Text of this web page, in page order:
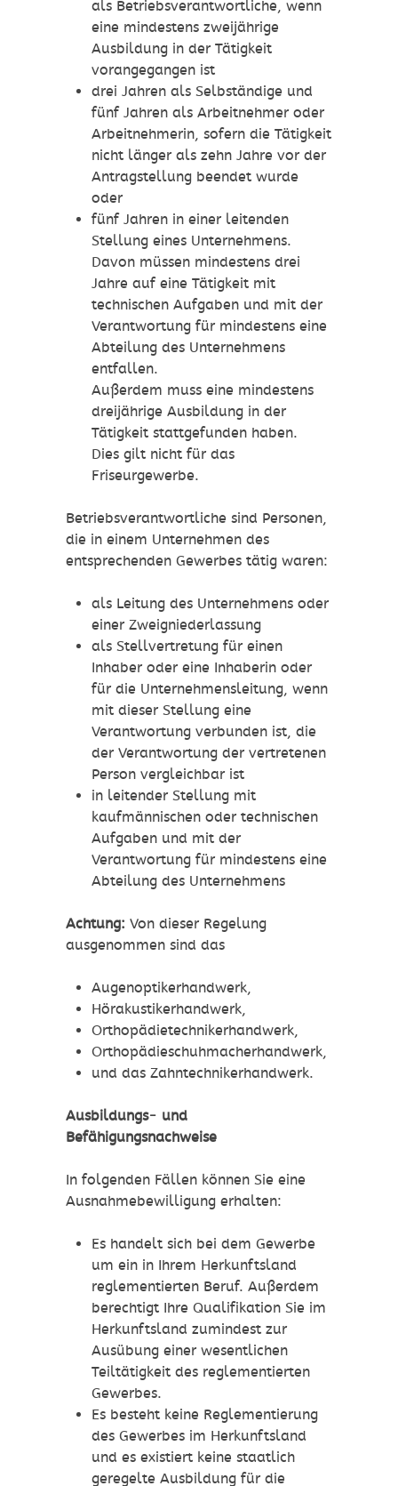
als Betriebsverantwortliche, wenn
eine mindestens zweijährige
Ausbildung in der Tätigkeit
vorangegangen ist
drei Jahren als Selbständige und
fünf Jahren als Arbeitnehmer oder
Arbeitnehmerin, sofern die Tätigkeit
nicht länger als zehn Jahre vor der
Antragstellung beendet wurde
oder
fünf Jahren in einer leitenden
Stellung eines Unternehmens.
Davon müssen mindestens drei
Jahre auf eine Tätigkeit mit
technischen Aufgaben und mit der
Verantwortung für mindestens eine
Abteilung des Unternehmens
entfallen.
Außerdem muss eine mindestens
dreijährige Ausbildung in der
Tätigkeit stattgefunden haben.
Dies gilt nicht für das
Friseurgewerbe.
Betriebsverantwortliche sind Personen,
die in einem Unternehmen des
entsprechenden Gewerbes tätig waren:
als Leitung des Unternehmens oder
einer Zweigniederlassung
als Stellvertretung für einen
Inhaber oder eine Inhaberin oder
für die Unternehmensleitung, wenn
mit dieser Stellung eine
Verantwortung verbunden ist, die
der Verantwortung der vertretenen
Person vergleichbar ist
in leitender Stellung mit
kaufmännischen oder technischen
Aufgaben und mit der
Verantwortung für mindestens eine
Abteilung des Unternehmens
Achtung: Von dieser Regelung
ausgenommen sind das
Augenoptikerhandwerk,
Hörakustikerhandwerk,
Orthopädietechnikerhandwerk,
Orthopädieschuhmacherhandwerk,
und das Zahntechnikerhandwerk.
Ausbildungs- und
Befähigungsnachweise
In folgenden Fällen können Sie eine
Ausnahmebewilligung erhalten:
Es handelt sich bei dem Gewerbe
um ein in Ihrem Herkunftsland
reglementierten Beruf. Außerdem
berechtigt Ihre Qualifikation Sie im
Herkunftsland zumindest zur
Ausübung einer wesentlichen
Teiltätigkeit des reglementierten
Gewerbes.
Es besteht keine Reglementierung
des Gewerbes im Herkunftsland
und es existiert keine staatlich
geregelte Ausbildung für die